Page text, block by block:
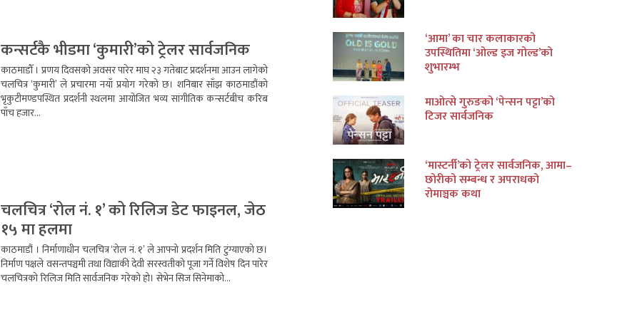
कन्सर्टकै भीडमा ‘कुमारी’को ट्रेलर सार्वजनिक
काठमाडौँ । प्रणय दिवसको अवसर पारेर माघ २३ गतेबाट प्रदर्शनमा आउन लागेको
चलचित्र ‘कुमारी’ ले प्रचारमा नयाँ प्रयोग गरेको छ। शनिबार साँझ काठमाडौंको
भृकुटीमण्डपस्थित प्रदर्शनी स्थलमा आयोजित भव्य सांगीतिक कन्सर्टबीच करिब
पाँच हजार...
चलचित्र ‘रोल नं. १’ को रिलिज डेट फाइनल, जेठ
१५ मा हलमा
काठमाडौं । निर्माणाधीन चलचित्र ‘रोल नं. १’ ले आफ्नो प्रदर्शन मिति टुंग्याएको छ।
निर्माण पक्षले वसन्तपञ्चमी तथा विद्याकी देवी सरस्वतीको पूजा गर्ने विशेष दिन पारेर
चलचित्रको रिलिज मिति सार्वजनिक गरेको हो। सेभेन सिज सिनेमाको...
‘आमा’ का चार कलाकारको
उपस्थितिमा ‘ओल्ड इज गोल्ड’को
शुभारम्भ
माओत्से गुरुङको ‘पेन्सन पट्टा’को
टिजर सार्वजनिक
‘मास्टर्नी’को ट्रेलर सार्वजनिक, आमा–
छोरीको सम्बन्ध र अपराधको
रोमाञ्चक कथा